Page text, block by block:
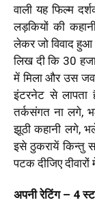
वाली यह फिल्म
लड़कियों की
लेकर जो विवाद
लिख दी कि 30
में मिला और उस
इंटरनेट से लापता
तर्कसंगत ना लगे,
झूठी कहानी लगे,
इसे ठुकरायें किन्तु
पटक दीजिए
अपनी रेटिंग – 4